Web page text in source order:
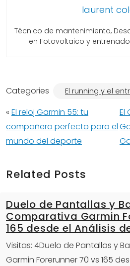
laurent
Técnico de mantenimiento,
en Fotovoltaico y
Categories El running y el
« El reloj Garmin 55: tu
compañero perfecto para el
mundo del deporte
El
Related Posts
Duelo de Pantallas y
Comparativa Garmin
165 desde el Análisis
Visitas: 4Duelo de Pantallas y
Garmin Forerunner 70 vs 165